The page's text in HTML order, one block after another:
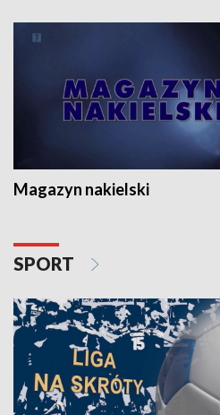
Magazyn nakielski
SPORT